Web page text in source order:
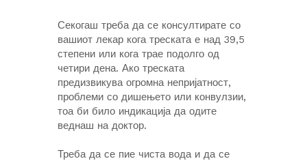
Секогаш треба да се консултирате со
вашиот лекар кога треската е над 39,5
степени или кога трае подолго од
четири дена. Ако треската
предизвикува огромна непријатност,
проблеми со дишењето или конвулзии,
тоа би било индикација да одите
веднаш на доктор.
Треба да се пие чиста вода и да се